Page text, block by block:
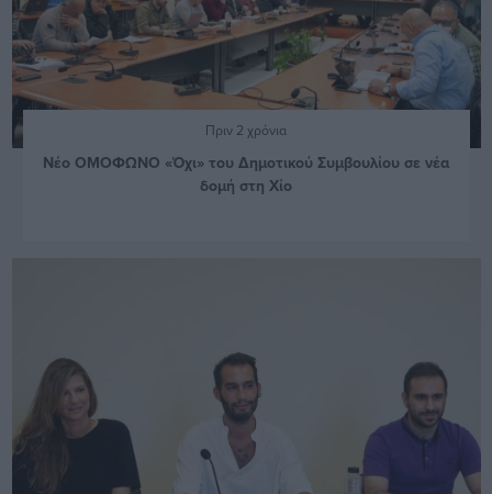
Πριν 2 χρόνια
Νέο ΟΜΟΦΩΝΟ «Όχι» του Δημοτικού Συμβουλίου σε νέα
δομή στη Χίο